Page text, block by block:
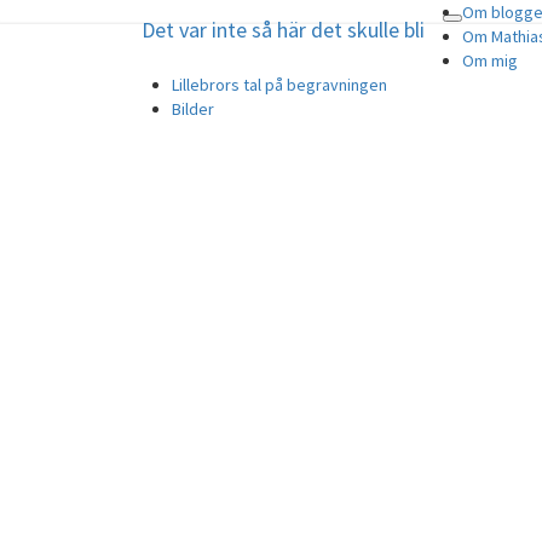
Toggle
navigation
Det var inte så här det skulle bli
Om
Om
Om mig
Lillebrors tal på begravningen
Bilder
Det var inte så här det skulle bli
Min älskade son Mathias, 29 år,